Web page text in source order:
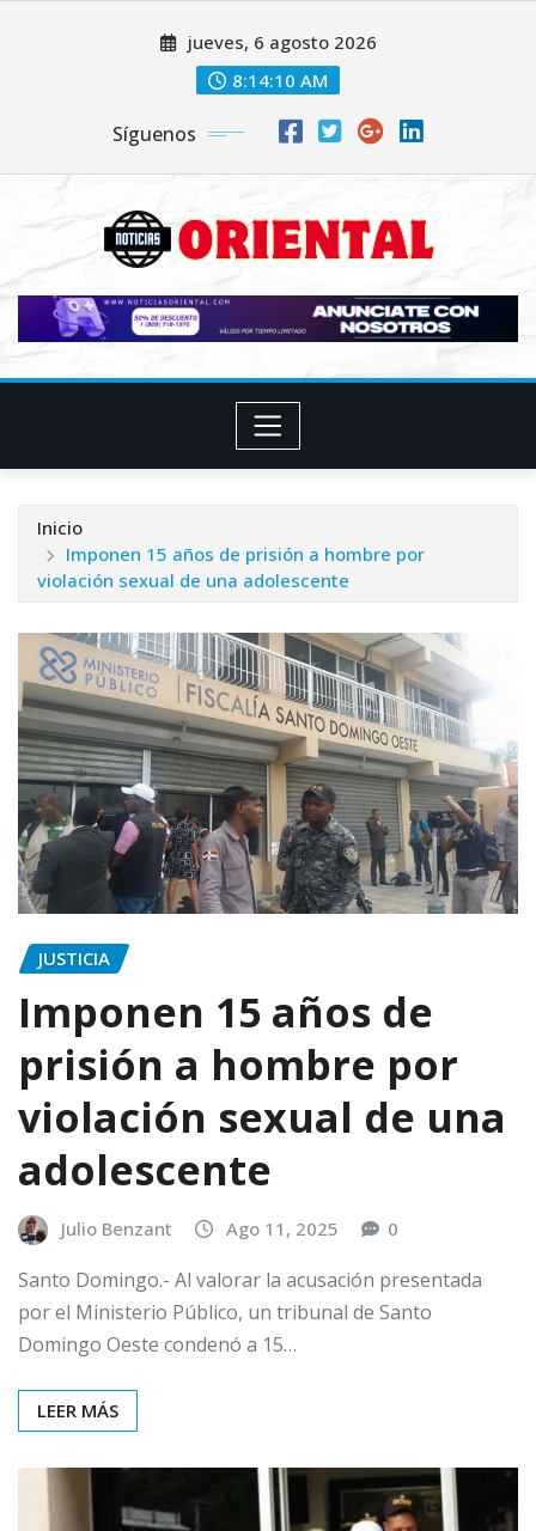
jueves, 6 agosto 2026
8:14:11 AM
Síguenos
Inicio
Imponen 15 años de prisión a hombre por
violación sexual de una adolescente
JUSTICIA
Imponen 15 años de
prisión a hombre por
violación sexual de una
adolescente
Julio Benzant Ago 11, 2025 0
Santo Domingo.- Al valorar la acusación presentada
por el Ministerio Público, un tribunal de Santo
Domingo Oeste condenó a 15…
LEER MÁS